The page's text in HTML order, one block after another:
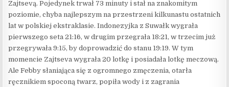
Zajtsevą. Pojedynek trwał 73 minuty i stał na znakomitym
poziomie, chyba najlepszym na przestrzeni kilkunastu ostatnich
lat w polskiej ekstraklasie. Indonezyjka z Suwałk wygrała
pierwszego seta 21:16, w drugim przegrała 18:21, w trzecim już
przegrywała 9:15, by doprowadzić do stanu 19:19. W tym
momencie Zajtseva wygrała 20 lotkę i posiadała lotkę meczową.
Ale Febby słaniająca się z ogromnego zmęczenia, otarła
ręcznikiem spoconą twarz, popiła wody i z zagrania